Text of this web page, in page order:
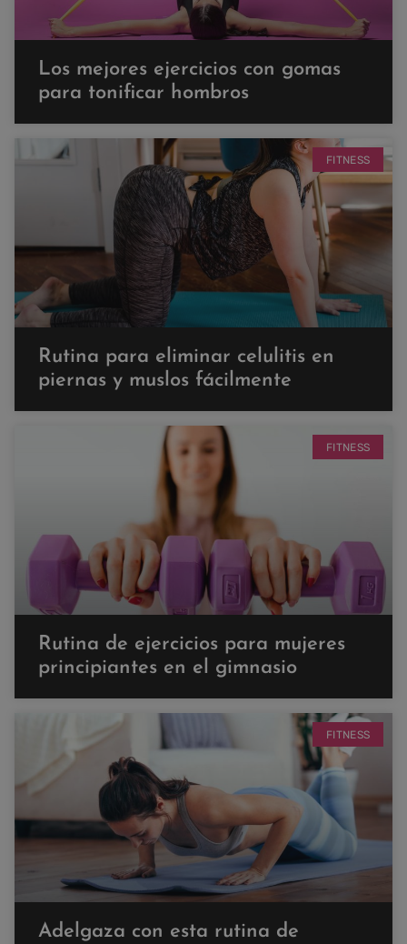
Los mejores ejercicios con gomas
para tonificar hombros
FITNESS
Rutina para eliminar celulitis en
piernas y muslos fácilmente
FITNESS
Rutina de ejercicios para mujeres
principiantes en el gimnasio
FITNESS
Adelgaza con esta rutina de